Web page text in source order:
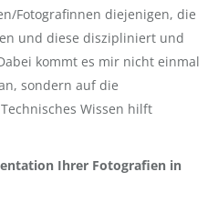
Fotografinnen diejenigen, die
und diese diszipliniert und
kommt es mir nicht einmal
sondern auf die
Wissen hilft
Ihrer Fotografien in